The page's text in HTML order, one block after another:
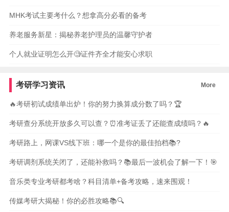
MHK考试主要考什么？想拿高分必看的备考
养老服务新星：揭秘养老护理员的温馨守护者
个人就业证明怎么开🧐证件齐全才能安心求职
考研学习资讯 More
🔥考研初试成绩单出炉！你的努力换算成分数了吗？🏆
考研查分系统开放多久可以查？⏰准考证丢了还能查成绩吗？🔥
考研路上，网课VS线下班：哪一个是你的最佳拍档📚?
考研调剂系统关闭了，还能补救吗？📚最后一波机会了解一下！🎯
音乐类专业考研都考啥？科目清单+备考攻略，速来围观！
传媒考研大揭秘！你的必胜攻略📚🔍